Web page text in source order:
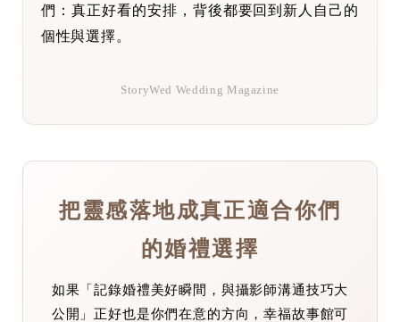
們：真正好看的安排，背後都要回到新人自己的
個性與選擇。
StoryWed Wedding Magazine
把靈感落地成真正適合你們
的婚禮選擇
如果「記錄婚禮美好瞬間，與攝影師溝通技巧大
公開」正好也是你們在意的方向，幸福故事館可